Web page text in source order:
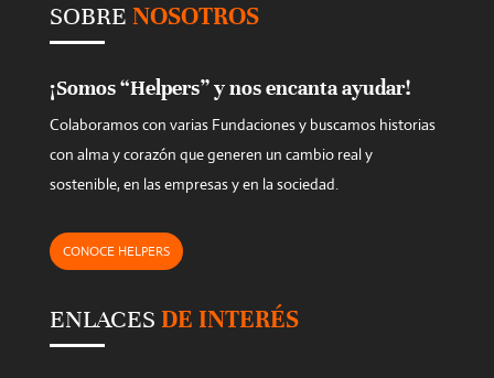
f
i
e
p
t
.
SOBRE NOSOTROS
¡Somos “Helpers” y nos encanta ayudar!
Colaboramos con varias Fundaciones y buscamos historias
con alma y corazón que generen un cambio real y
sostenible, en las empresas y en la sociedad.
CONOCE HELPERS
ENLACES DE INTERÉS